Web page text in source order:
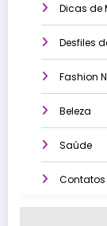
Dicas de
Desfiles
Fashion
Beleza
Saúde
Contatos